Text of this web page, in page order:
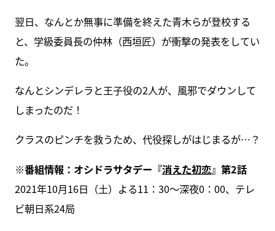
翌日、なんとか無事に準備を終えた青木らが登校する
と、学級委員長の仲林（西垣匠）が衝撃の発表をしてい
た。
なんとシンデレラと王子役の2人が、風邪でダウンして
しまったのだ！
クラスのピンチを救うため、代役探しがはじまるが…？
※番組情報：オシドラサタデー『消えた初恋』第2話
2021年10月16日（土）よる11：30～深夜0：00、テレ
ビ朝日系24局